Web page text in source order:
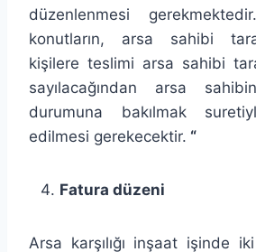
düzenlenmesi
konutların, arsa sahibi
kişilere teslimi arsa sahibi
sayılacağından arsa
durumuna bakılmak
edilmesi gerekecektir. “
Fatura düzeni
Arsa karşılığı inşaat işinde